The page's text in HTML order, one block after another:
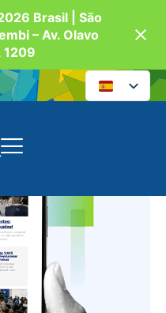
Brasil | São
– Av. Olavo
1209